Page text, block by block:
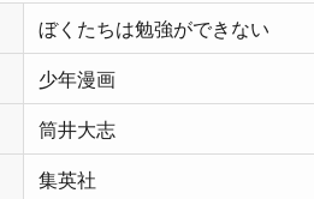
ぼくたちは勉強ができない
少年漫画
筒井大志
集英社